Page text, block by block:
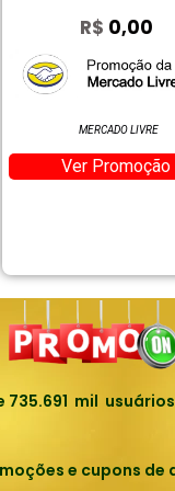
Bluetooth, 20
de...
735.691 mil
e cupons